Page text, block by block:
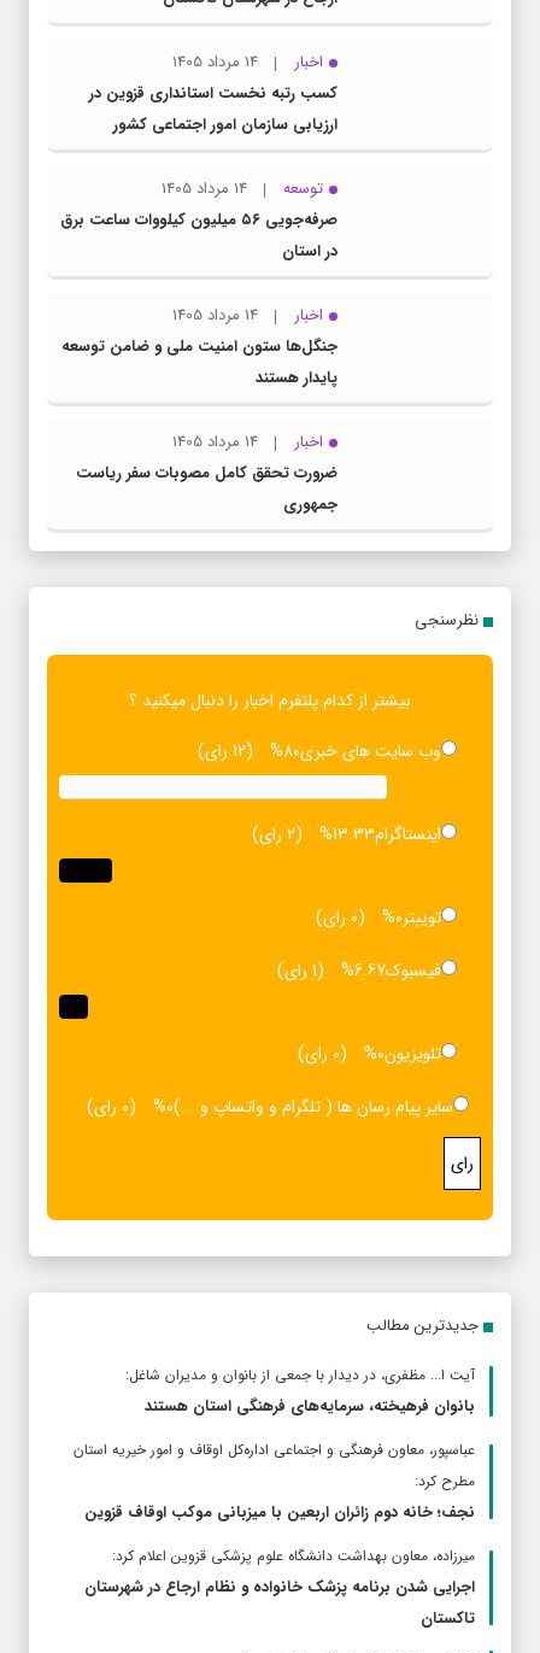
اخبار
14 مرداد 1405
کسب رتبه نخست استانداری قزوین در
ارزیابی سازمان امور اجتماعی کشور
توسعه
14 مرداد 1405
صرفه‌جویی ۵۶ میلیون کیلووات‌ ساعت برق
در استان
اخبار
14 مرداد 1405
جنگل‌ها ستون امنیت ملی و ضامن توسعه
پایدار هستند
اخبار
14 مرداد 1405
ضرورت تحقق کامل مصوبات سفر ریاست‌
جمهوری
نظرسنجی
بیشتر از کدام پلتفرم اخبار را دنبال میکنید ؟
وب سایت های خبری80% (12 رای)
اینستاگرام13.33% (2 رای)
توییتر0%
(0 رای)
فیسبوک6.67% (1 رای)
تلویزیون0%
(0 رای)
سایر پیام رسان ها ( تلگرام و واتساپ و ...)0% (0 رای)
رای
جدیدترین مطالب
آیت ا... مظفری، در دیدار با جمعی از بانوان و مدیران شاغل:
بانوان فرهیخته، سرمایه‌های فرهنگی استان هستند
عباسپور، معاون فرهنگی و اجتماعی اداره‌کل اوقاف و امور خیریه استان
مطرح كرد:
نجف؛ خانه دوم زائران اربعین با میزبانی موکب اوقاف قزوین
ميرزاده، معاون بهداشت دانشگاه علوم پزشکی قزوین اعلام کرد:
اجرایی شدن برنامه پزشک خانواده و نظام ارجاع در شهرستان
تاکستان